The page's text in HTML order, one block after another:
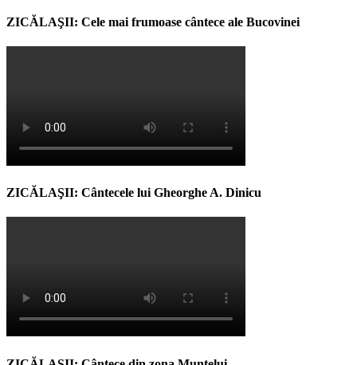
ZICĂLAŞII: Cele mai frumoase cântece ale Bucovinei
ZICĂLAŞII: Cântecele lui Gheorghe A. Dinicu